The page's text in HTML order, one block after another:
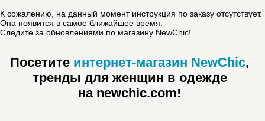
К сожалению, на данный момент инструкция по заказу отсутствует.
Она появится в самое ближайшее время.
Следите за обновлениями по магазину NewСhic!
Посетите интернет-магазин NewСhic,
тренды для женщин в одежде
на newchic.com!